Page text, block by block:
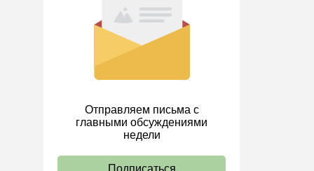
Отправляем письма с
главными обсуждениями
недели
Подписаться